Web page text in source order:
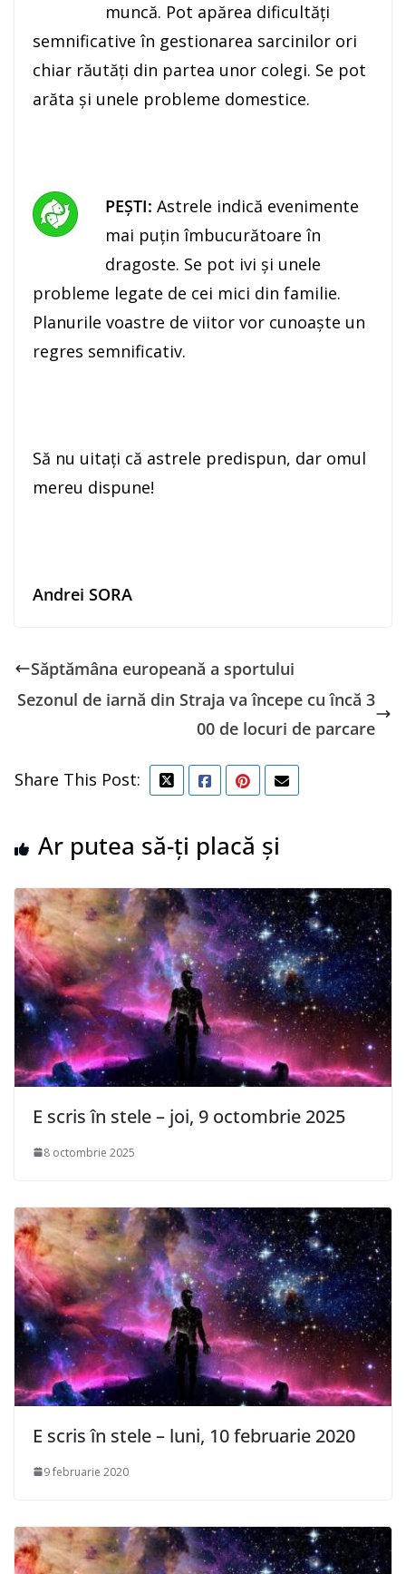
muncă. Pot apărea dificultăţi
semnificative în gestionarea sarcinilor ori
chiar răutăţi din partea unor colegi. Se pot
arăta şi unele probleme domestice.
PEŞTI: Astrele indică evenimente
mai puţin îmbucurătoare în
dragoste. Se pot ivi şi unele
probleme legate de cei mici din familie.
Planurile voastre de viitor vor cunoaşte un
regres semnificativ.
Să nu uitaţi că astrele predispun, dar omul
mereu dispune!
Andrei SORA
Săptămâna europeană a sportului
Sezonul de iarnă din Straja va începe cu încă 3
00 de locuri de parcare
Share This Post:
Ar putea să-ți placă și
E scris în stele – joi, 9 octombrie 2025
8 octombrie 2025
E scris în stele – luni, 10 februarie 2020
9 februarie 2020